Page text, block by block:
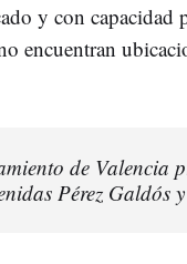
y con capacidad
encuentran
de Valencia
Pérez Galdós